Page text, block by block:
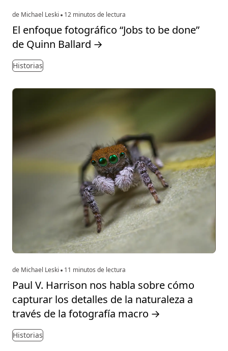
de Michael Leski 12 minutos de lectura
El enfoque fotográfico “Jobs to be done”
de Quinn Ballard →
Historias
de Michael Leski 11 minutos de lectura
Paul V. Harrison nos habla sobre cómo
capturar los detalles de la naturaleza a
través de la fotografía macro →
Historias